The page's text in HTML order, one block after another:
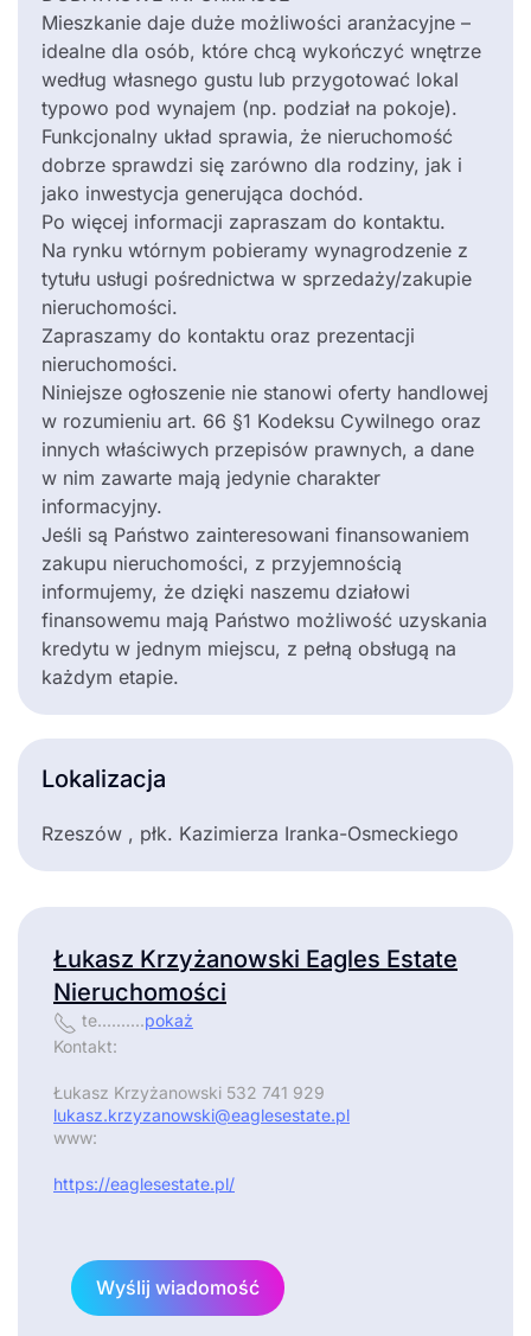
Mieszkanie daje duże możliwości aranżacyjne –
idealne dla osób, które chcą wykończyć wnętrze
według własnego gustu lub przygotować lokal
typowo pod wynajem (np. podział na pokoje).
Funkcjonalny układ sprawia, że nieruchomość
dobrze sprawdzi się zarówno dla rodziny, jak i
jako inwestycja generująca dochód.
Po więcej informacji zapraszam do kontaktu.
Na rynku wtórnym pobieramy wynagrodzenie z
tytułu usługi pośrednictwa w sprzedaży/zakupie
nieruchomości.
Zapraszamy do kontaktu oraz prezentacji
nieruchomości.
Niniejsze ogłoszenie nie stanowi oferty handlowej
w rozumieniu art. 66 §1 Kodeksu Cywilnego oraz
innych właściwych przepisów prawnych, a dane
w nim zawarte mają jedynie charakter
informacyjny.
Jeśli są Państwo zainteresowani finansowaniem
zakupu nieruchomości, z przyjemnością
informujemy, że dzięki naszemu działowi
finansowemu mają Państwo możliwość uzyskania
kredytu w jednym miejscu, z pełną obsługą na
każdym etapie.
Lokalizacja
Rzeszów , płk. Kazimierza Iranka-Osmeckiego
Łukasz Krzyżanowski Eagles Estate
Nieruchomości
te..........pokaż
Kontakt:
Łukasz Krzyżanowski 532 741 929
lukasz.krzyzanowski@eaglesestate.pl
www:
https://eaglesestate.pl/
Wyślij wiadomość